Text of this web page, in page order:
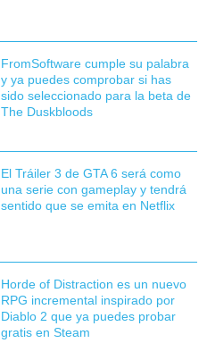
FromSoftware cumple su palabra
y ya puedes comprobar si has
sido seleccionado para la beta de
The Duskbloods
El Tráiler 3 de GTA 6 será como
una serie con gameplay y tendrá
sentido que se emita en Netflix
Horde of Distraction es un nuevo
RPG incremental inspirado por
Diablo 2 que ya puedes probar
gratis en Steam